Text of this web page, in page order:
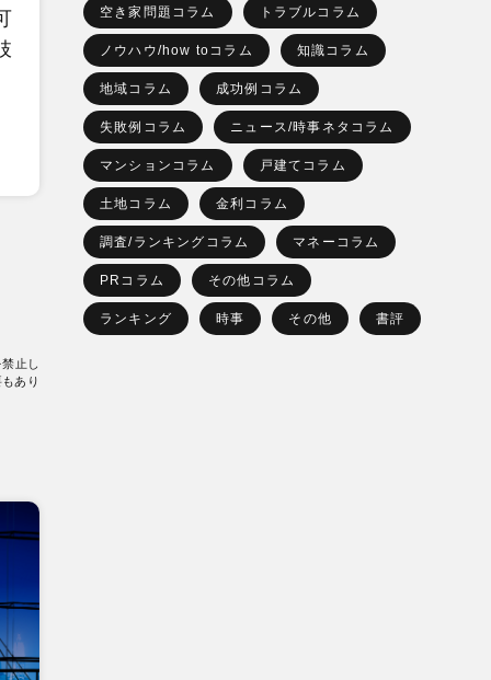
止し
あり
空き家問題コラム トラブルコラム
ノウハウ/how toコラム 知識コラム
地域コラム 成功例コラム
失敗例コラム ニュース/時事ネタコラム
マンションコラム 戸建てコラム
土地コラム 金利コラム
調査/ランキングコラム マネーコラム
PRコラム その他コラム
ランキング 時事 その他 書評